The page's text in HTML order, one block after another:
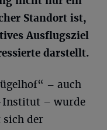
Standort ist,
Ausflugsziel
darstellt.
– auch
Institut – wurde
sich der